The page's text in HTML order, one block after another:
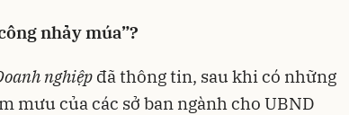
nhảy múa”?
nghiệp đã thông tin, sau khi có những
mưu của các sở ban ngành cho UBND